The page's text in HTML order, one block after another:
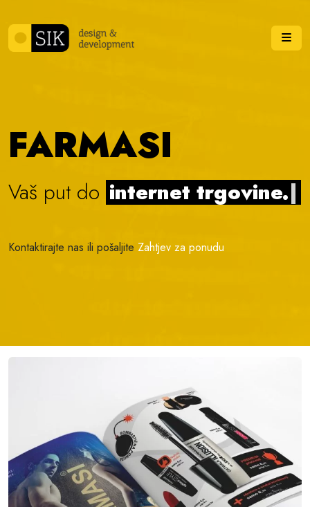
FARMASI
Vaš put do internet trgovine.|
Kontaktirajte nas ili pošaljite Zahtjev za ponudu